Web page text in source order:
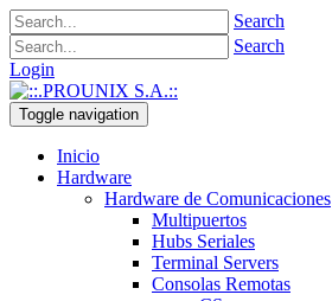
Search
Search
Login
Toggle navigation
Inicio
Hardware
Hardware de Comunicaciones
Multipuertos
Hubs Seriales
Terminal Servers
Consolas Remotas